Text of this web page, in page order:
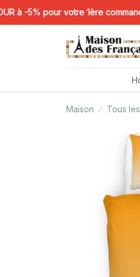
à -5% pour votre 1ère commande !
Maison Tous